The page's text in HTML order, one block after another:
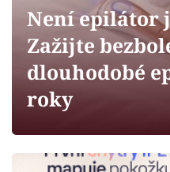
Sledujte prima+
Filmový festival
Mámy sobě
Není epilátor
Zažijte
dlouhodobé
roky